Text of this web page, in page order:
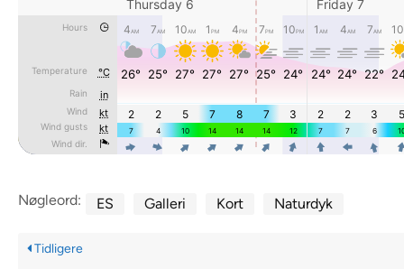
Nøgleord: ES Galleri Kort Naturdyk
Tidligere